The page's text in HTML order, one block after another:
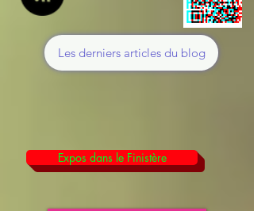
Les derniers articles du blog
Expos dans le Finistère